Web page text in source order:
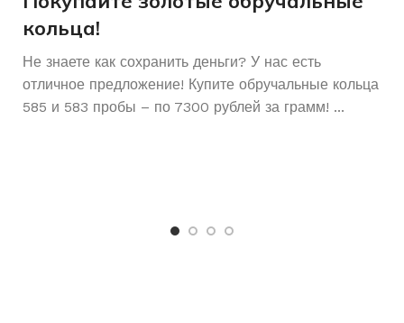
кольца!
Не знаете как сохранить деньги? У нас есть
отличное предложение! Купите обручальные кольца
585 и 583 пробы – по 7300 рублей за грамм! ...